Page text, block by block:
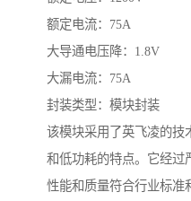
额定电流：75A
大导通电压降：1.8V
大漏电流：75A
封装类型：模块封装
该模块采用了英飞凌的技
和低功耗的特点。它经过
性能和质量符合行业标准